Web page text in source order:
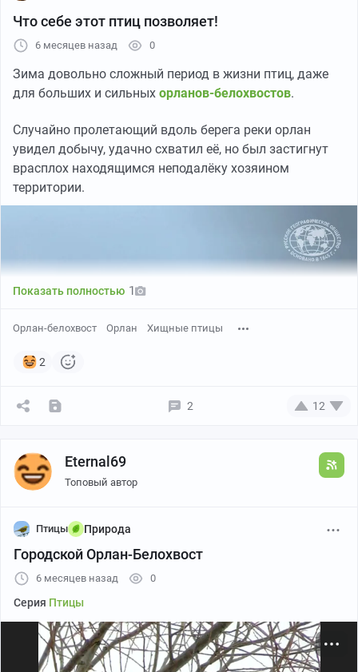
Смотрите мои видео на Дзене:
Что себе этот птиц позволяет!
6 месяцев назад 0
Зима довольно сложный период в жизни птиц, даже
для больших и сильных орланов-белохвостов.
Случайно пролетающий вдоль берега реки орлан
увидел добычу, удачно схватил её, но был застигнут
врасплох находящимся неподалёку хозяином
территории.
Автор фото: Знобищев Олег, участник фотоконкурса «Самая
Показать полностью 1
Орлан-белохвост Орлан Хищные птицы
2
2 12
Eternal69
Топовый автор
Птицы Природа
Городской Орлан-Белохвост
6 месяцев назад 0
Серия Птицы